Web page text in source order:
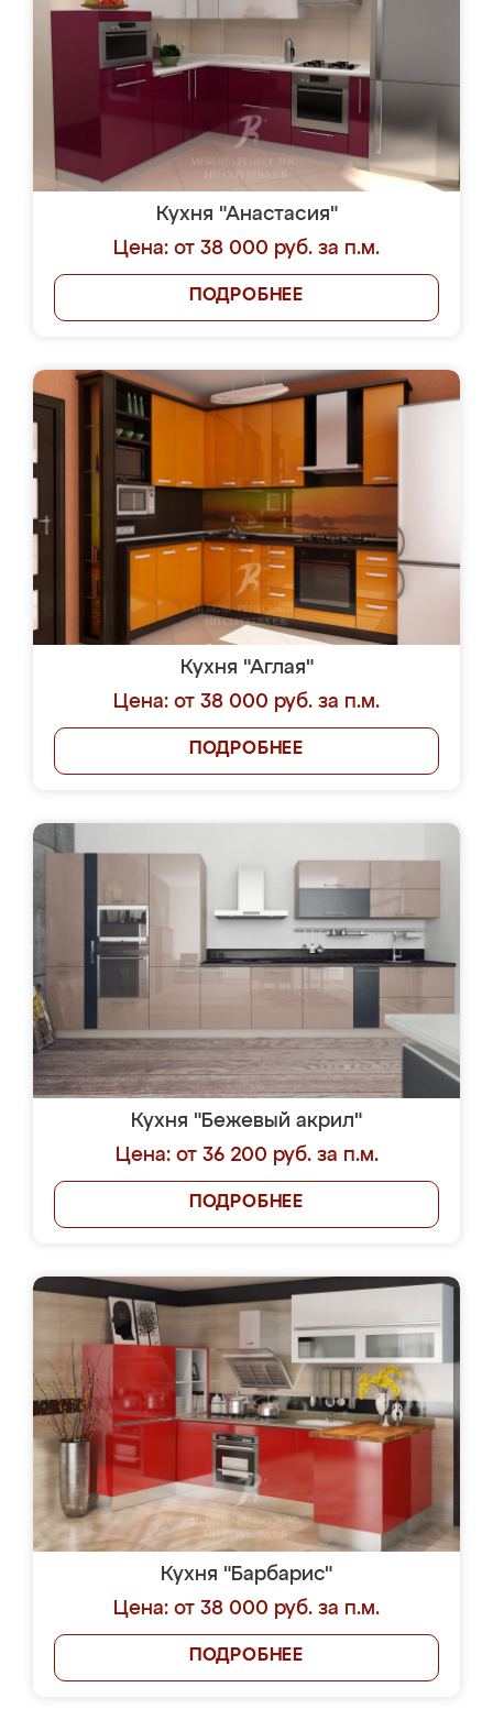
Кухня "Анастасия"
Цена: от 38 000 руб. за п.м.
ПОДРОБНЕЕ
Кухня "Аглая"
Цена: от 38 000 руб. за п.м.
ПОДРОБНЕЕ
Кухня "Бежевый акрил"
Цена: от 36 200 руб. за п.м.
ПОДРОБНЕЕ
Кухня "Барбарис"
Цена: от 38 000 руб. за п.м.
ПОДРОБНЕЕ